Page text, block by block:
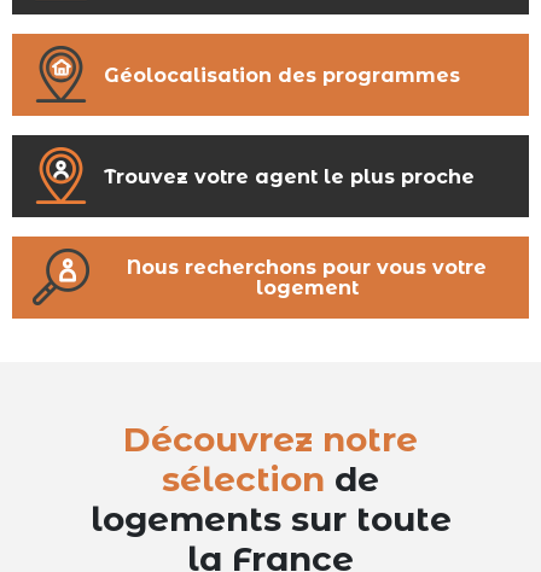
Géolocalisation des programmes
Trouvez votre agent le plus proche
Nous recherchons pour vous votre
logement
Découvrez notre
sélection de
logements sur toute
la France